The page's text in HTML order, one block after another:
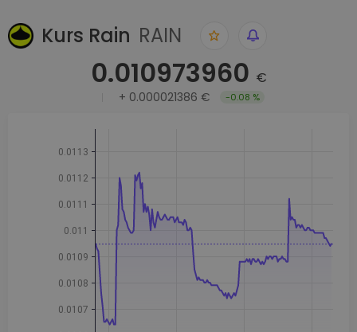
Kurs Rain RAIN
0.010973960 €
+ 0.000021386 € -0.08 %